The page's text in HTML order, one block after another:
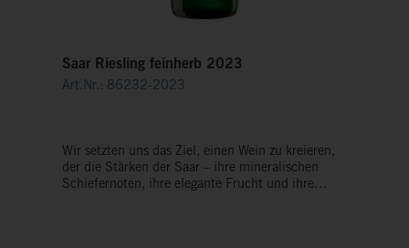
Saar Riesling feinherb 2023
Art.Nr.: 86232-2023
Wir setzten uns das Ziel, einen Wein zu kreieren,
der die Stärken der Saar – ihre mineralischen
Schiefernoten, ihre elegante Frucht und ihre